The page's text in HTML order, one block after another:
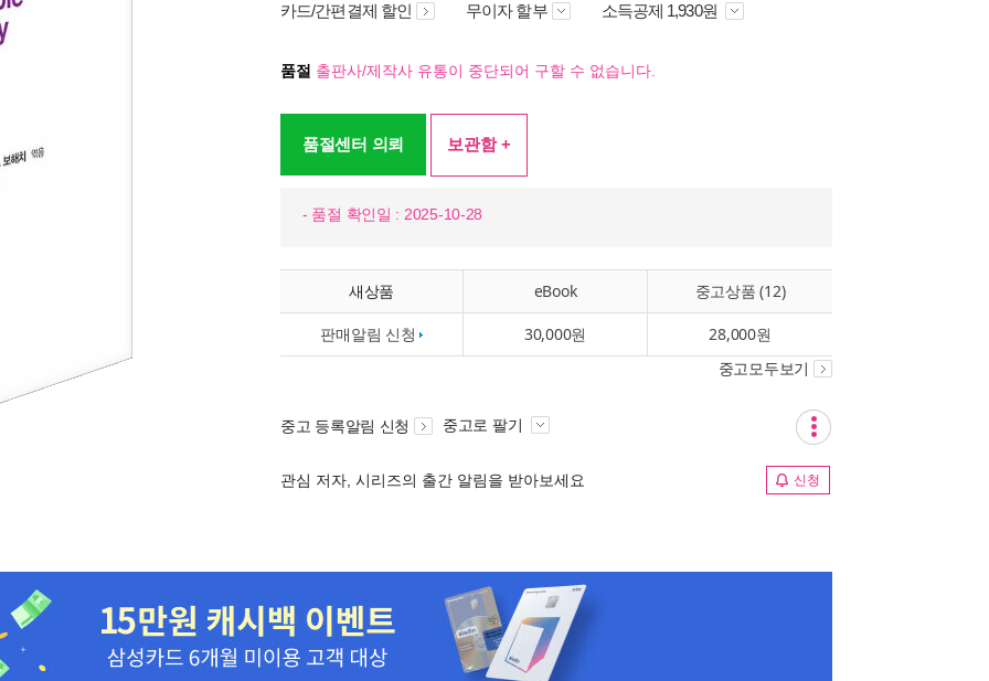
카드/간편결제 할인 무이자 할부 소득공제 1,930원
품절 출판사/제작사 유통이 중단되어 구할 수 없습니다.
품절센터 의뢰 보관함 +
- 품절 확인일 : 2025-10-28
새상품 eBook 중고상품 (12)
판매알림 신청 30,000원 28,000원
중고모두보기
중고 등록알림 신청 중고로 팔기
관심 저자, 시리즈의 출간 알림을 받아보세요 신청